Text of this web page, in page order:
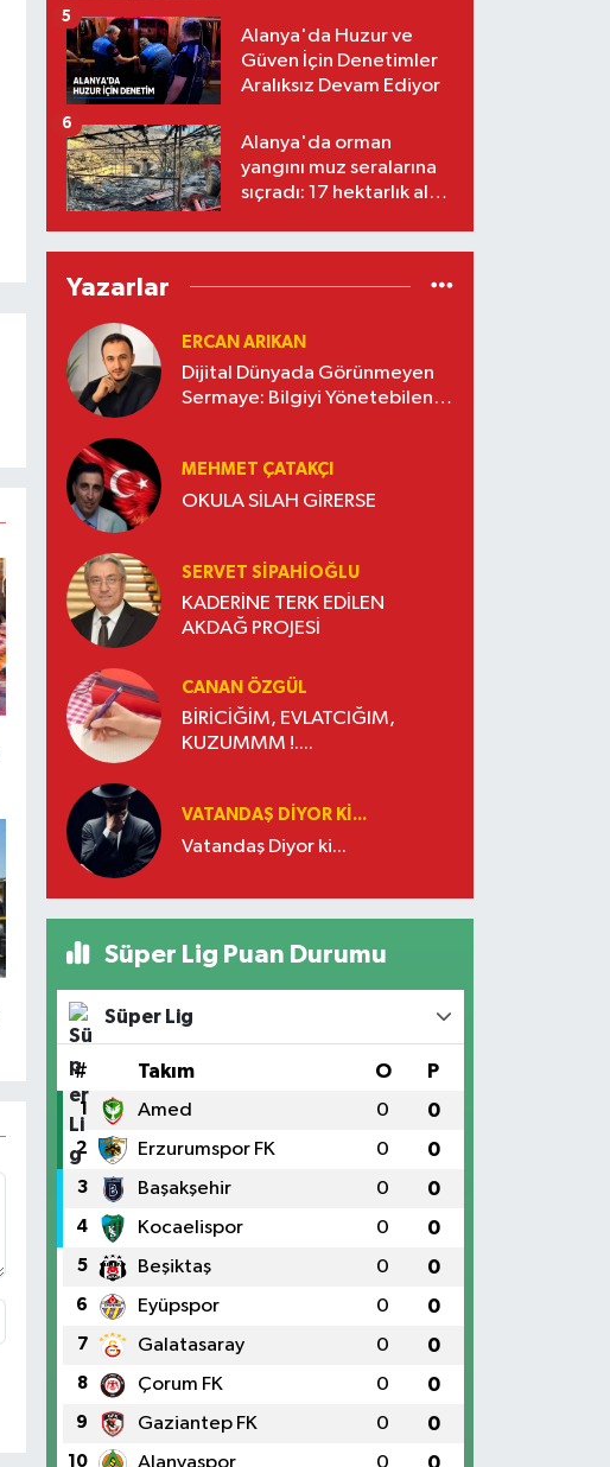
Alanya'da Huzur ve
Güven İçin Denetimler
Aralıksız Devam Ediyor
5
Alanya'da orman
yangını muz seralarına
sıçradı: 17 hektarlık alan
6
Yazarlar
ERCAN ARIKAN
Dijital Dünyada Görünmeyen
Sermaye: Bilgiyi Yönetebilen
MEHMET ÇATAKÇI
OKULA SİLAH GİRERSE
SERVET SİPAHİOĞLU
KADERİNE TERK EDİLEN
AKDAĞ PROJESİ
CANAN ÖZGÜL
BİRİCİĞİM, EVLATCIĞIM,
KUZUMMM !....
VATANDAŞ DIYOR KI...
Vatandaş Diyor ki...
Süper Lig Puan Durumu
Süper Lig
# Takım O P
1 Amed 0 0
2 Erzurumspor FK 0 0
3 Başakşehir 0 0
4 Kocaelispor 0 0
5 Beşiktaş 0 0
6 Eyüpspor 0 0
7 Galatasaray 0 0
8 Çorum FK 0 0
9 Gaziantep FK 0 0
10 Alanyaspor 0 0